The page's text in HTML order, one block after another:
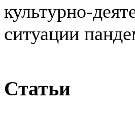
культурно-
ситуации
Статьи